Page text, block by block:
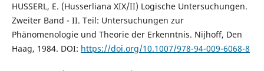
HUSSERL, E. (Husserliana XIX/II) Logische Untersuchungen.
Zweiter Band - II. Teil: Untersuchungen zur
Phänomenologie und Theorie der Erkenntnis. Nijhoff, Den
Haag, 1984. DOI: https://doi.org/10.1007/978-94-009-6068-8